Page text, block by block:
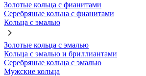
Золотые кольца с фианитами
Серебряные кольца с фианитами
Кольца с эмалью
Золотые кольца с эмалью
Кольца с эмалью и бриллиантами
Серебряные кольца с эмалью
Мужские кольца